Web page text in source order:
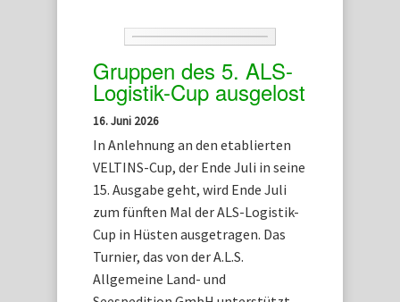
Gruppen des 5. ALS-
Logistik-Cup ausgelost
16. Juni 2026
In Anlehnung an den etablierten
VELTINS-Cup, der Ende Juli in seine
15. Ausgabe geht, wird Ende Juli
zum fünften Mal der ALS-Logistik-
Cup in Hüsten ausgetragen. Das
Turnier, das von der A.L.S.
Allgemeine Land- und